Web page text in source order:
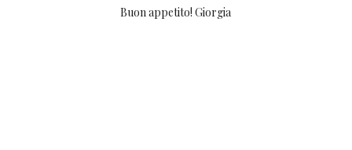
Buon appetito! Giorgia